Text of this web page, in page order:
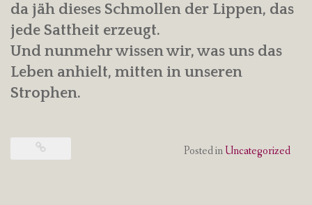
da jäh dieses Schmollen der Lippen, das
jede Sattheit erzeugt.
Und nunmehr wissen wir, was uns das
Leben anhielt, mitten in unseren
Strophen.
Posted inUncategorized